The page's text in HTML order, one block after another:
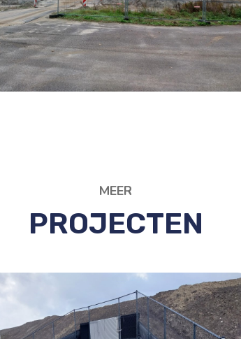
MEER
PROJECTEN
A16 ROTTERDAM –
SYSTEEMHUIS 8